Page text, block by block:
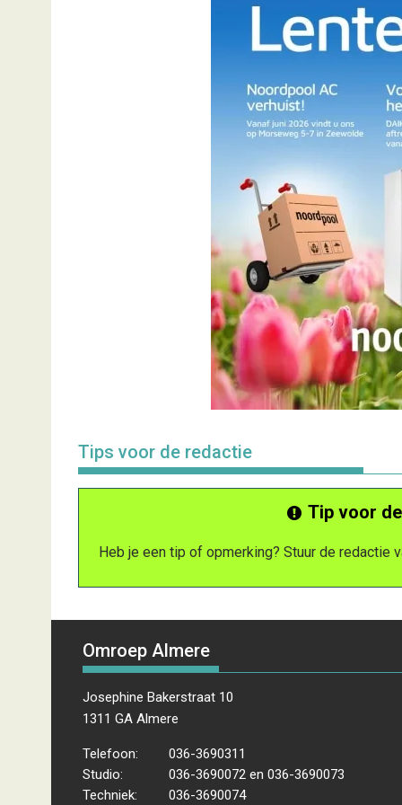
Tips voor de redactie
Tip voor
Heb je een tip of opmerking? Stuur de redactie
Omroep Almere
Josephine Bakerstraat 10
1311 GA Almere
Telefoon:
036-3690311
Studio:
036-3690072 en 036-3690073
Techniek:
036-3690074